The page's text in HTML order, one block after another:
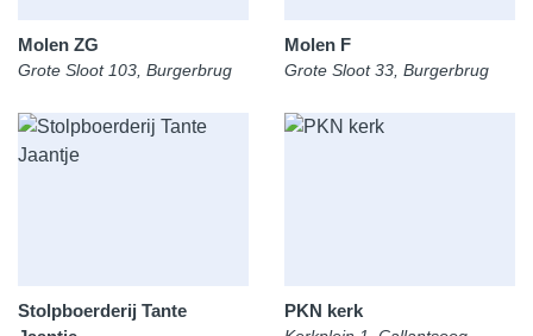
Molen ZG
Grote Sloot 103, Burgerbrug
Molen F
Grote Sloot 33, Burgerbrug
Stolpboerderij Tante
PKN kerk